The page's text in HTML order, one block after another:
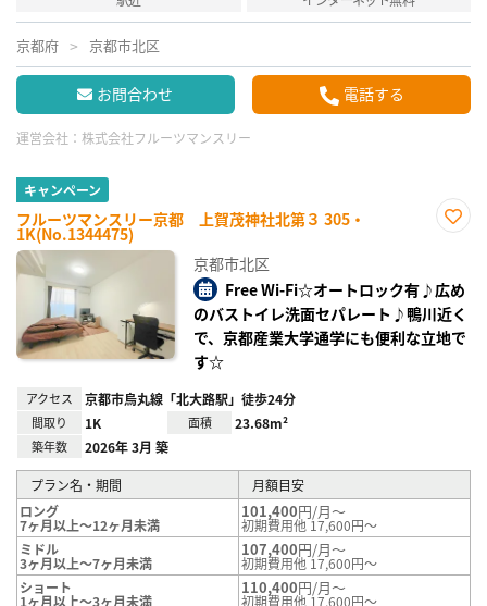
京都府 京都市北区
お問合わせ 電話する
運営会社： 株式会社フルーツマンスリー
キャンペーン
フルーツマンスリー京都 上賀茂神社北第３ 305・
1K(No.1344475)
録
京都市北区
Free Wi-Fi☆オートロック有♪広め
のバストイレ洗面セパレート♪鴨川近く
で、京都産業大学通学にも便利な立地で
す☆
アクセス 京都市烏丸線「北大路駅」徒歩24分
間取り 1K 面積 23.68m²
築年数 2026年 3月 築
プラン名・期間
月額目安
ロング
7ヶ月以上～12ヶ月未満
101,400円/月～
初期費用他 17,600円～
ミドル
3ヶ月以上～7ヶ月未満
107,400円/月～
初期費用他 17,600円～
ショート
1ヶ月以上～3ヶ月未満
110,400円/月～
初期費用他 17,600円～